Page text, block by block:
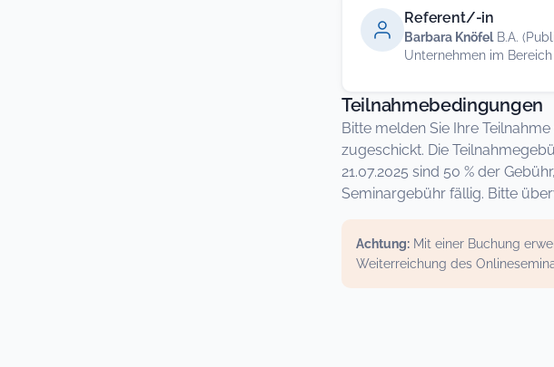
Referent/-in
Barbara KnöfelB.A.
Unternehmen im
Teilnahmebedingungen
Bitte melden Sie Ihre
zugeschickt. Die
21.07.2025 sind 50 % der
Seminargebühr fällig. Bitte
Achtung: Mit einer Buchung
Weiterreichung des